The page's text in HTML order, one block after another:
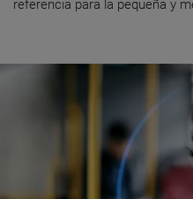
referencia para la pequeña y